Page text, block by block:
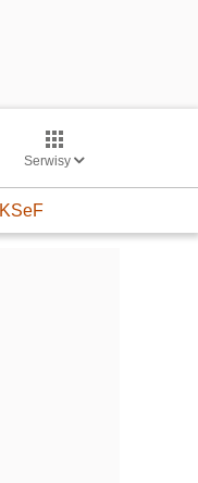
Serwisy
KSeF